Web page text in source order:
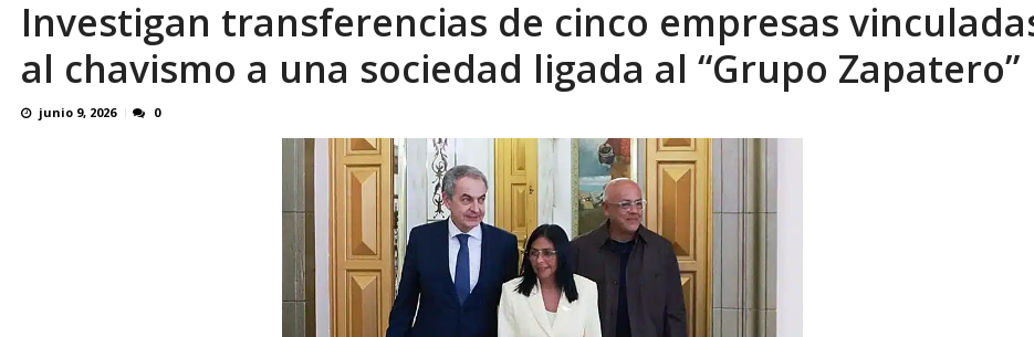
Investigan transferencias de cinco empresas
al chavismo a una sociedad ligada al “Grupo Zapatero”
junio 9, 2026 0